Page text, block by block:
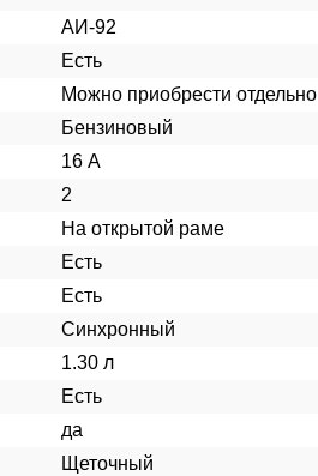
АИ-92
Есть
Можно приобрести отдельно
Бензиновый
16 А
2
На открытой раме
Есть
Есть
Синхронный
1.30 л
Есть
да
Щеточный